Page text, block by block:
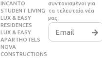
INCANTO
STUDENT LIVING
LUX & EASY
RESIDENCES
LUX & EASY
APARTHOTELS
NOVA
CONSTRUCTIONS
συντονισμένοι για
τα τελευταία νέα
μας